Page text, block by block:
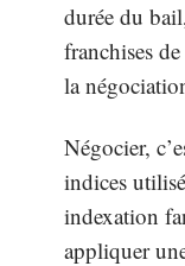
durée du
franchises
la
Négocier,
indices
indexation
appliquer